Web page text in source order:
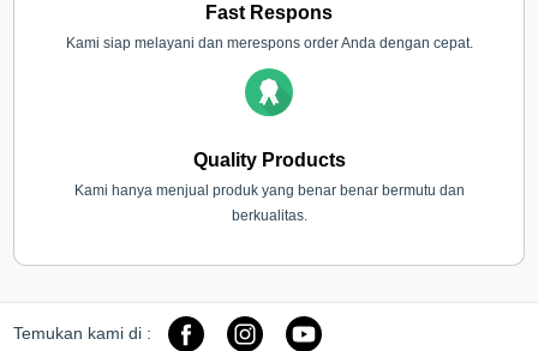
Fast Respons
Kami siap melayani dan merespons order Anda dengan cepat.
Quality Products
Kami hanya menjual produk yang benar benar bermutu dan
berkualitas.
Temukan kami di :